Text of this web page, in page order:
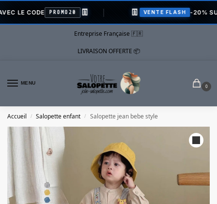
CODE PROMO20 👖 VENTE FLASH -20% SUR
Entreprise Française 🇫🇷
LIVRAISON OFFERTE 📦
MENU
0
Accueil / Salopette enfant / Salopette jean bebe style